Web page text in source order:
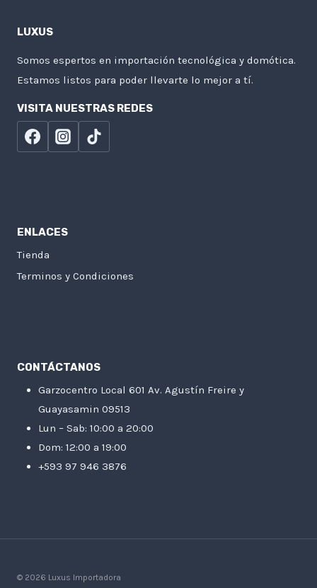
LUXUS
Somos espertos en importación tecnológica y domótica.
Estamos listos para poder llevarte lo mejor a tí.
VISITA NUESTRAS REDES
ENLACES
Tienda
Terminos y Condiciones
CONTÁCTANOS
Garzocentro Local 601 Av. Agustín Freire y
Guayasamin 09513
Lun – Sab: 10:00 a 20:00
Dom: 12:00 a 19:00
+593 97 946 3876
© 2026 Luxus Importadora